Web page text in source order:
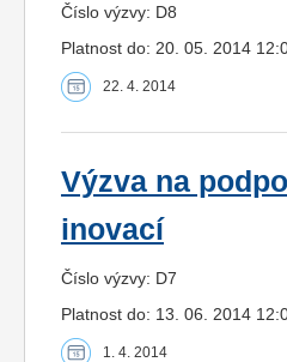
Číslo výzvy: D8
Platnost do: 20. 05. 2014
22. 4. 2014
Výzva na
inovací
Číslo výzvy: D7
Platnost do: 13. 06. 2014
1. 4. 2014